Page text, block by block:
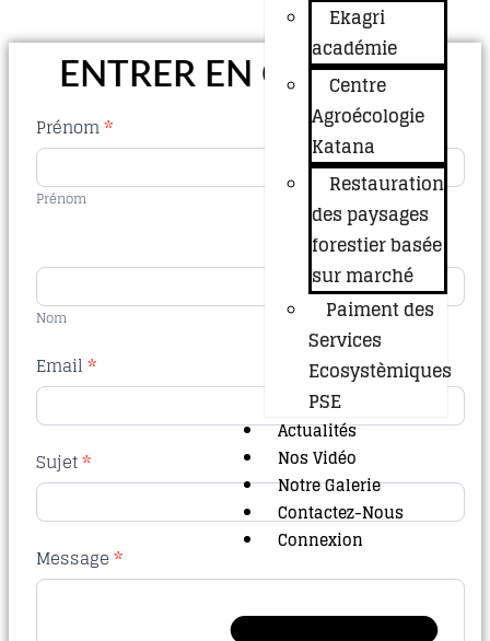
Ekagri
académie
Centre
Agroécologie
Katana
Restauration
des paysages
forestier basée
sur marché
Paiment des
Services
Ecosystèmiques
PSE
Actualités
Nos Vidéo
Notre Galerie
Contactez-Nous
Connexion
ENTRER EN CONTACT
Contact
Us
Prénom*
Prénom
Nom
Email*
Sujet*
Message*